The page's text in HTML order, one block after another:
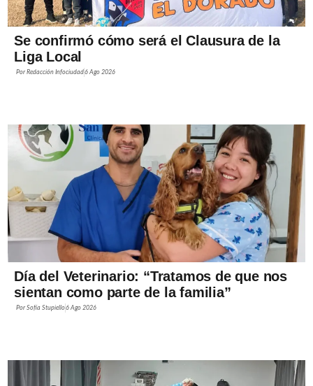
Se confirmó cómo será el Clausura de la
Liga Local
PorRedacción Infociudad6 Ago 2026
Día del Veterinario: “Tratamos de que nos
sientan como parte de la familia”
PorSofía Stupiello6 Ago 2026